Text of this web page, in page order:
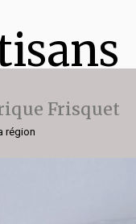
Frisquet
région